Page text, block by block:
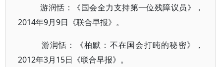
游润恬：《国会全力支持第一位残障议员》，
2014年9月9日《联合早报》。
游润恬：《柏默：不在国会打盹的秘密》，
2012年3月15日《联合早报》。